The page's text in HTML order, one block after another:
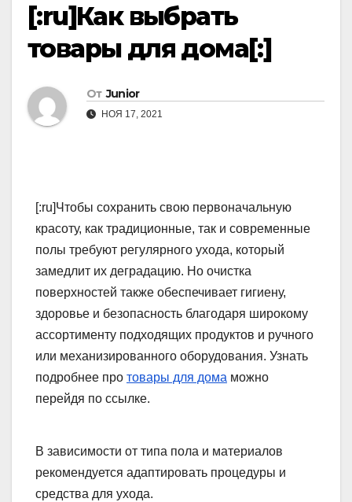
[:ru]Как выбрать
товары для дома[:]
От Junior
НОЯ 17, 2021
[:ru]Чтобы сохранить свою первоначальную
красоту, как традиционные, так и современные
полы требуют регулярного ухода, который
замедлит их деградацию. Но очистка
поверхностей также обеспечивает гигиену,
здоровье и безопасность благодаря широкому
ассортименту подходящих продуктов и ручного
или механизированного оборудования. Узнать
подробнее про товары для дома можно
перейдя по ссылке.
В зависимости от типа пола и материалов
рекомендуется адаптировать процедуры и
средства для ухода.